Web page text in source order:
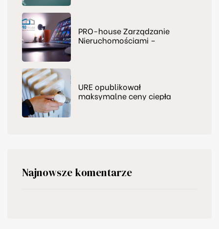
PRO-house Zarządzanie
Nieruchomościami –
URE opublikował
maksymalne ceny ciepła
Najnowsze komentarze